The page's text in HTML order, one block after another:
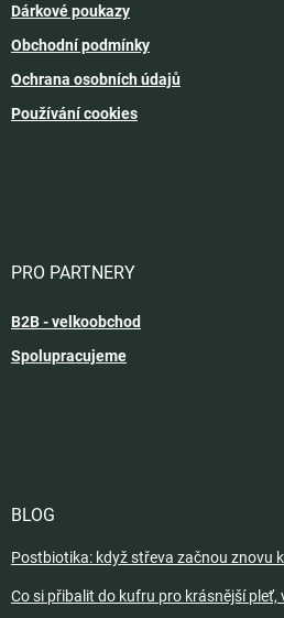
Dárkové poukazy
Obchodní podmínky
Ochrana osobních údajů
Používání cookies
PRO PARTNERY
B2B - velkoobchod
Spolupracujeme
BLOG
Postbiotika: když střeva začnou znovu
Co si přibalit do kufru pro krásnější pleť,